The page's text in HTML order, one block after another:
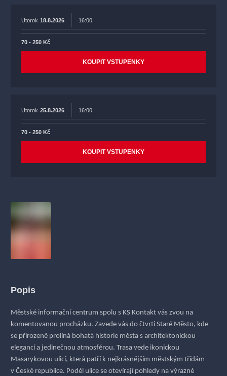
Utorok 18.8.2026 16:00
70 - 250 Kč
KOUPIT VSTUPENKY
Utorok 25.8.2026 16:00
70 - 250 Kč
KOUPIT VSTUPENKY
Popis
Městské informační centrum spolu s KS Kontakt vás zvou na
komentovanou procházku. Zavede vás do čtvrti Staré Město, kde
se přirozeně prolíná bohatá historie města s architektonickou
elegancí a jedinečnou atmosférou. Trasa vede ikonickou
Masarykovou ulicí, která patří k nejkrásnějším městským třídám
v České republice. Podél ulice se otevírají pohledy na výrazné